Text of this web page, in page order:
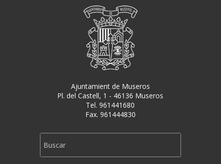
Ajuntamient de Museros
Pl. del Castell, 1 - 46136 Museros
Tel. 961441680
Fax. 961444830